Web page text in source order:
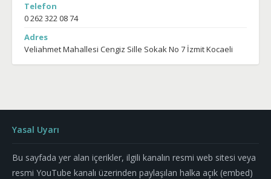
Telefon
0 262 322 08 74
Adres
Veliahmet Mahallesi Cengiz Sille Sokak No 7 İzmit Kocaeli
Yasal Uyarı
Bu sayfada yer alan içerikler, ilgili kanalın resmi web sitesi veya
resmi YouTube kanalı üzerinden paylaşılan halka açık (embed)